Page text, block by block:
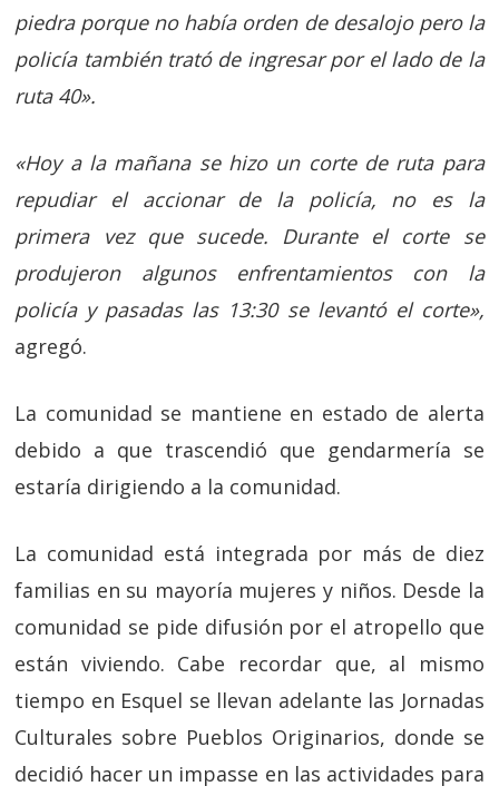
piedra porque no había orden de desalojo pero la
policía también trató de ingresar por el lado de la
ruta 40».
«Hoy a la mañana se hizo un corte de ruta para
repudiar el accionar de la policía, no es la
primera vez que sucede. Durante el corte se
produjeron algunos enfrentamientos con la
policía y pasadas las 13:30 se levantó el corte»,
agregó.
La comunidad se mantiene en estado de alerta
debido a que trascendió que gendarmería se
estaría dirigiendo a la comunidad.
La comunidad está integrada por más de diez
familias en su mayoría mujeres y niños. Desde la
comunidad se pide difusión por el atropello que
están viviendo. Cabe recordar que, al mismo
tiempo en Esquel se llevan adelante las Jornadas
Culturales sobre Pueblos Originarios, donde se
decidió hacer un impasse en las actividades para